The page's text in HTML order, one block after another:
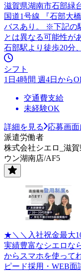
滋賀県湖南市石部緑
国道1号線 『石部大
バスあり。 ※下記の
とは異なる可能性が
石部駅より徒歩20分
シフト
1日4時間 週4日から
交通費支給
未経験OK
詳細を見る
応募画
派遣労働者
株式会社シエロ_滋
ウン湖南店/AF5
★＼＼入社祝金最大
実績豊富なシエロな
からスマホを使って
ピード採用・WEB